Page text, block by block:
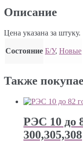
Описание
Цена указана за штуку.
Состояние Б/У, Новые
Также
РЭС 10 до
300,305,308